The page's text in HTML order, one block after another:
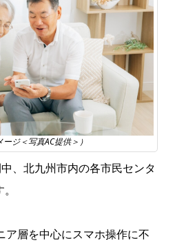
ージ＜写真AC提供＞）
、北九州市内の各市民センタ
ア層を中心にスマホ操作に不